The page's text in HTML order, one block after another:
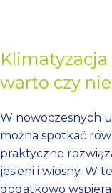
warto czy
W nowoczesnych
można spotkać
praktyczne
jesieni i wiosny. W
dodatkowo